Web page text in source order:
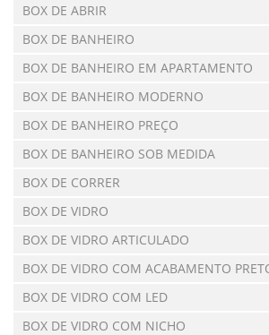
BOX DE ABRIR
BOX DE BANHEIRO
BOX DE BANHEIRO EM APARTAMENTO
BOX DE BANHEIRO MODERNO
BOX DE BANHEIRO PREÇO
BOX DE BANHEIRO SOB MEDIDA
BOX DE CORRER
BOX DE VIDRO
BOX DE VIDRO ARTICULADO
BOX DE VIDRO COM ACABAMENTO
BOX DE VIDRO COM LED
BOX DE VIDRO COM NICHO